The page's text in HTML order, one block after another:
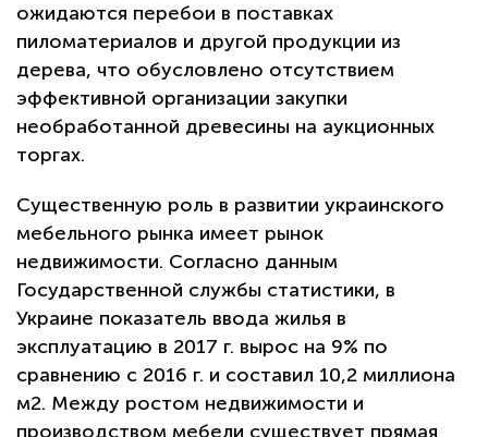
ожидаются перебои в поставках
пиломатериалов и другой продукции из
дерева, что обусловлено отсутствием
эффективной организации закупки
необработанной древесины на аукционных
торгах.
Существенную роль в развитии украинского
мебельного рынка имеет рынок
недвижимости. Согласно данным
Государственной службы статистики, в
Украине показатель ввода жилья в
эксплуатацию в 2017 г. вырос на 9% по
сравнению с 2016 г. и составил 10,2 миллиона
м2. Между ростом недвижимости и
производством мебели существует прямая